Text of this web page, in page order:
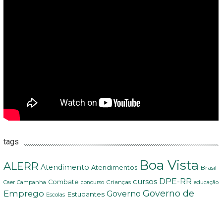
tags
ALERR Atendimento Atendimentos Boa Vista Brasil
Caer Campanha Combate concurso Crianças cursos DPE-RR educação
Emprego Escolas Estudantes Governo Governo de